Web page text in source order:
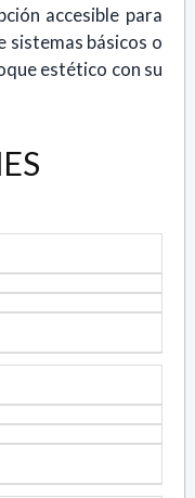
accesible para
sistemas básicos o
estético con su